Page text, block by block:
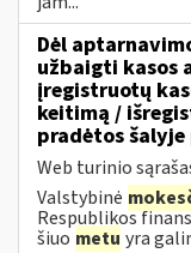
Dėl
užbaigti kasos
įregistruotų
keitimą /
pradėtos
Web turinio
Valstybinė
Respublikos
šiuo metu yra